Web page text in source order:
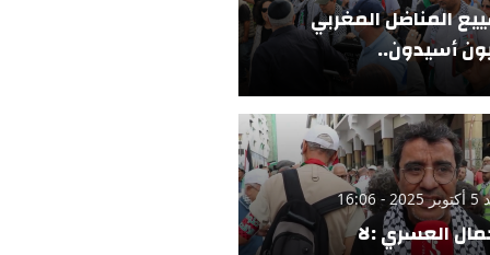
المناضل المغربي
أسيدون..
16:06
العسري :لا